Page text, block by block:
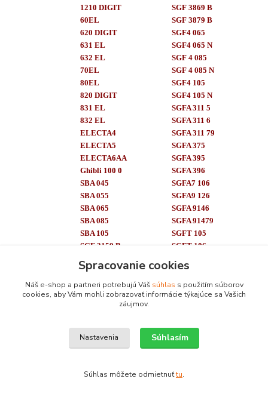
1210 DIGIT
60EL
620 DIGIT
631 EL
632 EL
70EL
80EL
820 DIGIT
831 EL
832 EL
ELECTA4
ELECTA5
ELECTA6AA
Ghibli 100 0
SBA 045
SBA 055
SBA 065
SBA 085
SBA 105
SGF 3159 B
SGF 3179 B
SGF 3869 B
SGF 3879 B
SGF4 065
SGF4 065 N
SGF 4 085
SGF 4 085 N
SGF4 105
SGF4 105 N
SGFA 311 5
SGFA 311 6
SGFA 311 79
SGFA 375
SGFA 395
SGFA 396
SGFA7 106
SGFA9 126
SGFA 9146
SGFA 91479
SGFT 105
SGFT 106
SGLF 9 116
SARENA
SW 201
93CT1
K1 100 CT
WF 100 0d
WF55T
8401 CM
1 140 1CM
Spracovanie cookies
Náš e-shop a partneri potrebujú Váš súhlas s použitím súborov
cookies, aby Vám mohli zobrazovať informácie týkajúce sa Vašich
záujmov.
Nastavenia Súhlasím
Súhlas môžete odmietnuťtu.